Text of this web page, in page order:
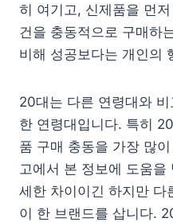
히 여기고, 신제품을 먼
건을 충동적으로 구매하
비해 성공보다는 개인의
20대는 다른 연령대와
한 연령대입니다. 특히
품 구매 충동을 가장 많
고에서 본 정보에 도움
세한 차이이긴 하지만 다
이 한 브랜드를 삽니다.